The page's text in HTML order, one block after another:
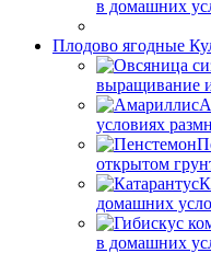
в домашних
Плодово ягодные
выращивание
условиях
открытом
домашних
в домашних